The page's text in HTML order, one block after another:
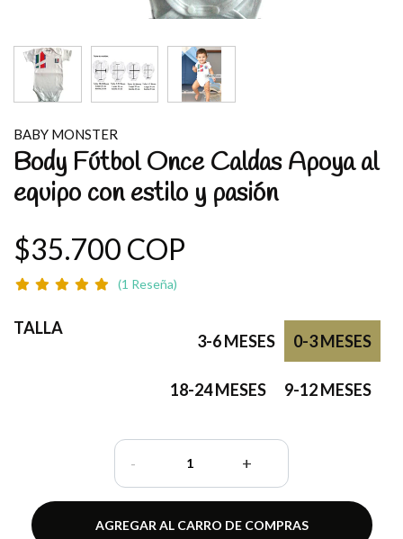
BABY MONSTER
Body Fútbol Once Caldas Apoya al
equipo con estilo y pasión
$35.700 COP
(1 Reseña)
TALLA
0-3 MESES
3-6 MESES
9-12 MESES
18-24 MESES
- +